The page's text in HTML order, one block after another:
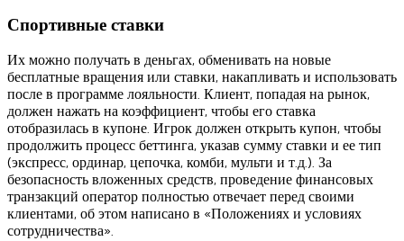
Спортивные ставки
Их можно получать в деньгах, обменивать на новые
бесплатные вращения или ставки, накапливать и использовать
после в программе лояльности. Клиент, попадая на рынок,
должен нажать на коэффициент, чтобы его ставка
отобразилась в купоне. Игрок должен открыть купон, чтобы
продолжить процесс беттинга, указав сумму ставки и ее тип
(экспресс, ординар, цепочка, комби, мульти и т.д.). За
безопасность вложенных средств, проведение финансовых
транзакций оператор полностью отвечает перед своими
клиентами, об этом написано в «Положениях и условиях
сотрудничества».